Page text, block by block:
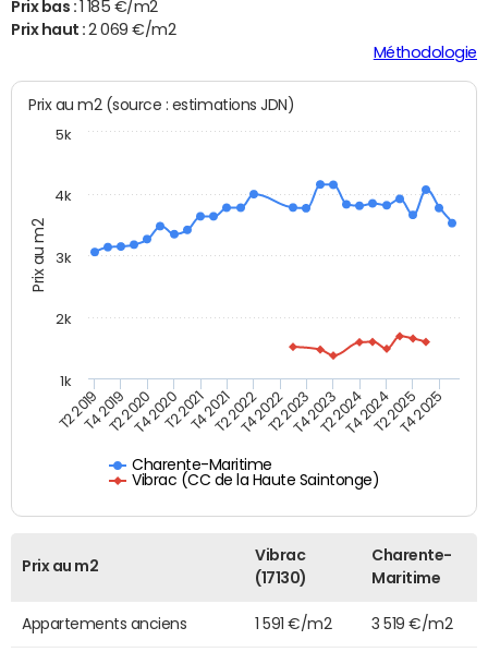
Prix bas : 1 185 €/m2
Prix haut :2 069 €/m2
Méthodologie
Prix au m2
Prix au m2 (source : estimations JDN)
Charente-Maritime
Vibrac (CC de la Haute Saintonge)
T2 2019T4 2019T2 2020T4 2020T2 2021T4 2021T2 2022T4 2022T2 2023T4 2023T2 2024T4 2024T2 2025T4 2025
1k
2k
3k
4k
5k
Prix au m2
Vibrac
(17130)
Charente-
Maritime
Appartements anciens 1 591 €/m2 3 519 €/m2